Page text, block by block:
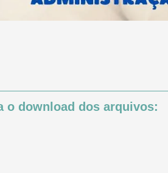
o download dos arquivos: